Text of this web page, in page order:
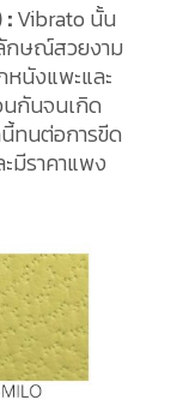
:Vibrato นั้น
กษณ์สวยงาม
หนังแพะและ
กันจนเกิด
ทนต่อการขีด
มีราคาแพง